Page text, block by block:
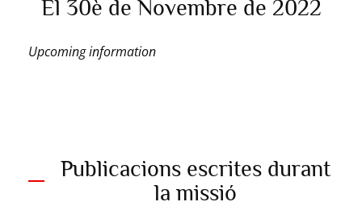
El 30è de Novembre de 2022
Upcoming information
Publicacions escrites durant
la missió